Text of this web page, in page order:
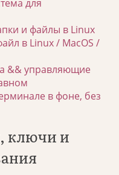
для
и файлы в Linux
в Linux / MacOS /
&& управляющие
в фоне, без
ключи и